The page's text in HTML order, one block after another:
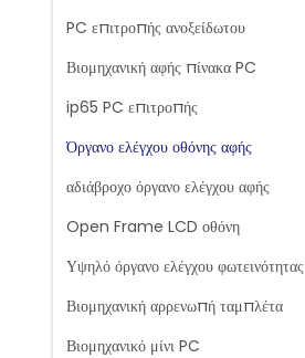
PC επιτροπής ανοξείδωτου
Βιομηχανική αφής πίνακα PC
ip65 PC επιτροπής
Όργανο ελέγχου οθόνης αφής
αδιάβροχο όργανο ελέγχου αφής
Open Frame LCD οθόνη
Υψηλό όργανο ελέγχου φωτεινότητας
Βιομηχανική αρρενωπή ταμπλέτα
Βιομηχανικό μίνι PC